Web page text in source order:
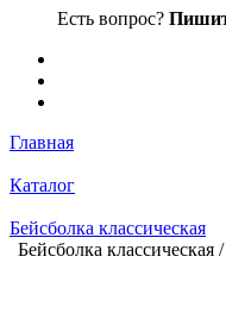
Есть вопрос?
Главная
Каталог
Бейсболка классическая
Бейсболка